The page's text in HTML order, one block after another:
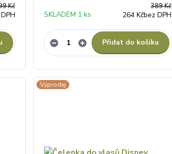
Kč 389 Kč
264 Kčbez DPH
SKLADEM 1 ks
Přidat do košíku
Výprodej